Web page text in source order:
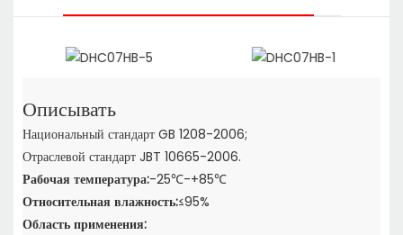
Описывать
Национальный стандарт GB 1208-2006;
Отраслевой стандарт JBT 10665-2006.
Рабочая температура:-25℃-+85℃
Относительная влажность:≤95%
Область применения: